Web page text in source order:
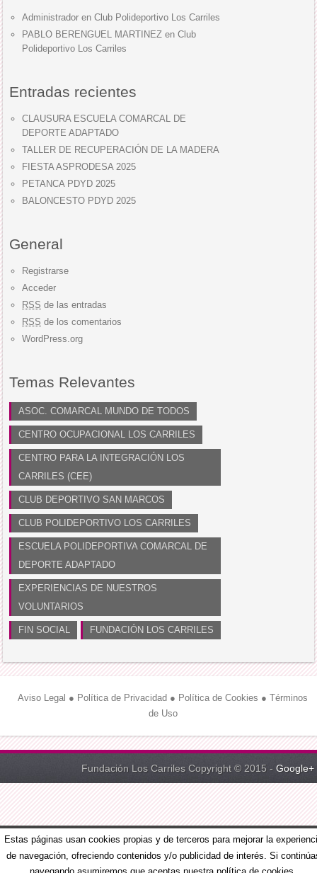
Administrador enClub Polideportivo Los Carriles
PABLO BERENGUEL MARTINEZ enClub
Polideportivo Los Carriles
Entradas recientes
CLAUSURA ESCUELA COMARCAL DE
DEPORTE ADAPTADO
TALLER DE RECUPERACIÓN DE LA MADERA
FIESTA ASPRODESA 2025
PETANCA PDYD 2025
BALONCESTO PDYD 2025
General
Registrarse
Acceder
RSS de las entradas
RSS de los comentarios
WordPress.org
Temas Relevantes
ASOC. COMARCAL MUNDO DE TODOS
CENTRO OCUPACIONAL LOS CARRILES
CENTRO PARA LA INTEGRACIÓN LOS
CARRILES (CEE)
CLUB DEPORTIVO SAN MARCOS
CLUB POLIDEPORTIVO LOS CARRILES
ESCUELA POLIDEPORTIVA COMARCAL DE
DEPORTE ADAPTADO
EXPERIENCIAS DE NUESTROS
VOLUNTARIOS
FIN SOCIAL FUNDACIÓN LOS CARRILES
Aviso Legal ● Política de Privacidad ● Política de Cookies ●Términos
de Uso
Fundación Los Carriles Copyright © 2015 - Google+
Estas páginas usan cookies propias y de terceros para mejorar la
de navegación, ofreciendo contenidos y/o publicidad de interés. Si